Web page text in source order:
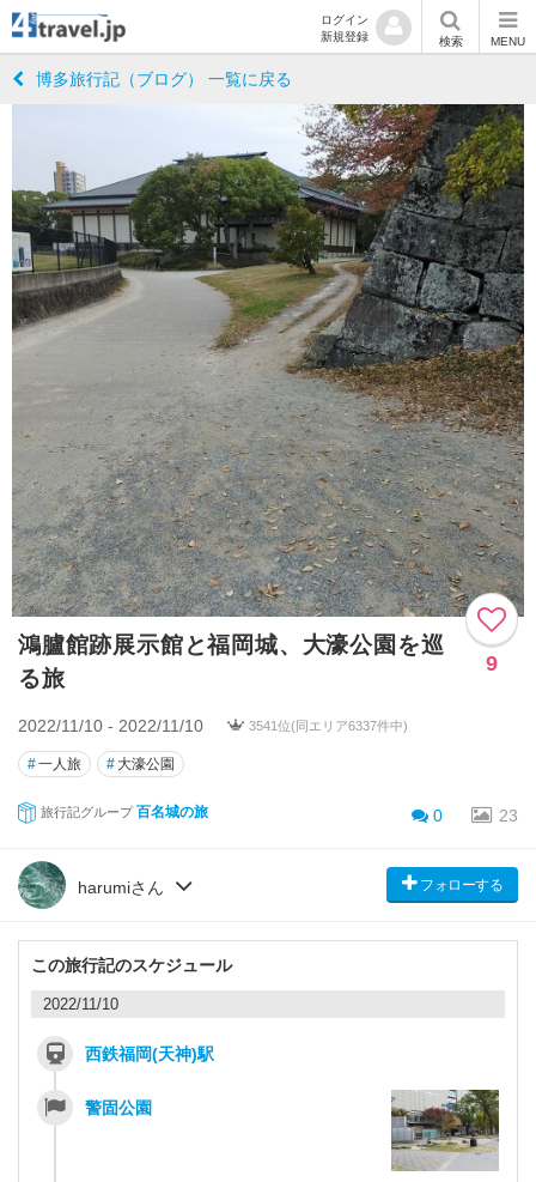
ログイン
新規登録
検索 MENU
博多旅行記（ブログ） 一覧に戻る
鴻臚館跡展示館と福岡城、大濠公園を巡
る旅
9
2022/11/10 - 2022/11/10 3541位(同エリア6337件中)
#一人旅 # 大濠公園
旅行記グループ 百名城の旅 0 23
harumiさん フォローする
この旅行記のスケジュール
2022/11/10
西鉄福岡(天神)駅
警固公園